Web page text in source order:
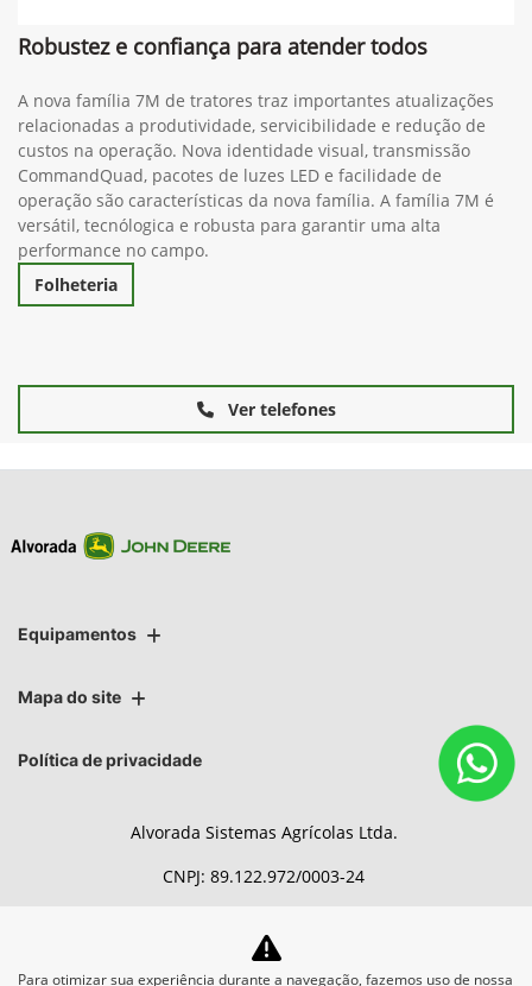
Robustez e confiança para atender todos
A nova família 7M de tratores traz importantes atualizações
relacionadas a produtividade, servicibilidade e redução de
custos na operação. Nova identidade visual, transmissão
CommandQuad, pacotes de luzes LED e facilidade de
operação são características da nova família. A família 7M é
versátil, tecnólogica e robusta para garantir uma alta
performance no campo.
Folheteria
Ver telefones
Equipamentos
Mapa do site
Política de privacidade
Alvorada Sistemas Agrícolas Ltda.
CNPJ: 89.122.972/0003-24
Para otimizar sua experiência durante a navegação, fazemos uso de nossa